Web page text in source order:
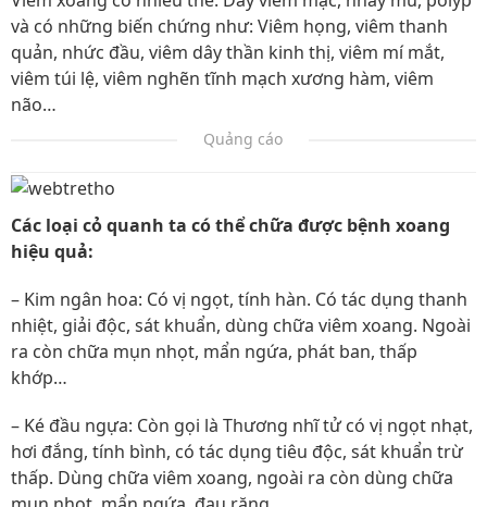
và có những biến chứng như: Viêm họng, viêm thanh
quản, nhức đầu, viêm dây thần kinh thị, viêm mí mắt,
viêm túi lệ, viêm nghẽn tĩnh mạch xương hàm, viêm
não…
Quảng cáo
Các loại cỏ quanh ta có thể chữa được bệnh xoang
hiệu quả:
– Kim ngân hoa: Có vị ngọt, tính hàn. Có tác dụng thanh
nhiệt, giải độc, sát khuẩn, dùng chữa viêm xoang. Ngoài
ra còn chữa mụn nhọt, mẩn ngứa, phát ban, thấp
khớp…
– Ké đầu ngựa: Còn gọi là Thương nhĩ tử có vị ngọt nhạt,
hơi đắng, tính bình, có tác dụng tiêu độc, sát khuẩn trừ
thấp. Dùng chữa viêm xoang, ngoài ra còn dùng chữa